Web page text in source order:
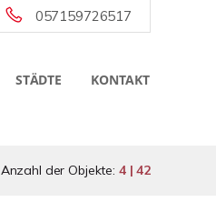
057159726517
STÄDTE KONTAKT
Anzahl der Objekte: 4 | 42